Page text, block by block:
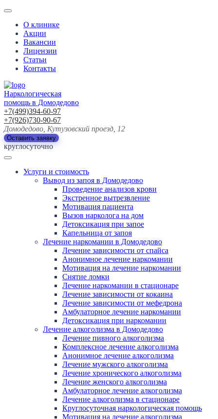
О клинике
Акции
Вакансии
Лицензии
Статьи
Контакты
Наркологическая
помощь в Домодедово
+7(499)394-60-97
+7(926)730-90-67
Домодедово, Кутузовский проезд, 12
Оставить заявку
круглосуточно
Услуги и стоимость
Вывод из запоя в Домодедово
Проведение анализов крови
Экстренное вытрезвление
Мотивация пациента
Вызов нарколога на дом
Детоксикация при запое
Капельница от запоя
Лечение наркомании в Домодедово
Лечение зависимости от спайса
Анонимное лечение наркомании
Мотивация на лечение наркомании
Снятие ломки
Лечение наркомании в стационаре
Лечение зависимости от кокаина
Лечение зависимости от мефедрона
Амбулаторное лечение наркомании
Детоксикация при наркомании
Лечение алкоголизма в Домодедово
Лечение пивного алкоголизма
Комплексное лечение алкоголизма
Анонимное лечение алкоголизма
Лечение мужского алкоголизма
Лечение хронического алкоголизма
Лечение женского алкоголизма
Амбулаторное лечение алкоголизма
Лечение алкоголизма в стационаре
Круглосуточная наркологическая помощь
Мотивация на лечение алкоголизма